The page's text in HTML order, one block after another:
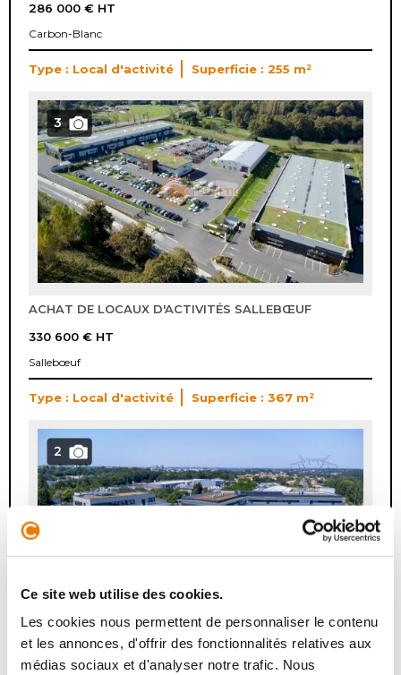
Ce site web utilise des cookies.
Les cookies nous permettent de personnaliser le contenu
et les annonces, d'offrir des fonctionnalités relatives aux
médias sociaux et d'analyser notre trafic. Nous
286 000 € HT
Carbon-Blanc
Type : Local d'activité Superficie : 255 m²
3
ACHAT DE LOCAUX D'ACTIVITÉS SALLEBŒUF
330 600 € HT
Sallebœuf
Type : Local d'activité Superficie : 367 m²
2
ACHAT DE LOCAUX D'ACTIVITÉS ARTIGUES-PRÈS-